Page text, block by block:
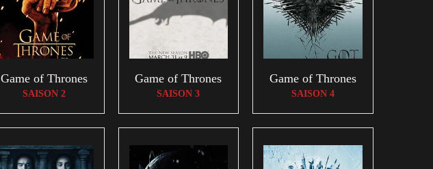
Game of Thrones
SAISON 2
Game of Thrones
SAISON 3
Game of Thrones
SAISON 4